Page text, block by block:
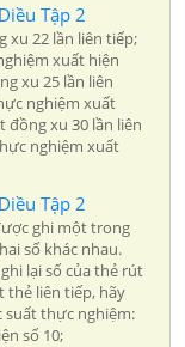
Tập 2
xu 22 lần liên tiếp;
xuất hiện
xu 25 lần liên
nghiệm xuất
đồng xu 30 lần liên
nghiệm xuất
Tập 2
ghi một trong
số khác nhau.
lại số của thẻ rút
thẻ liên tiếp, hãy
suất thực nghiệm:
số 10;